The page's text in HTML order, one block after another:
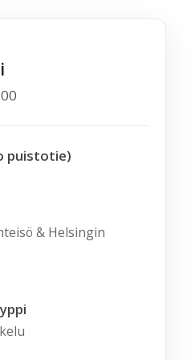
puistotie)
& Helsingin